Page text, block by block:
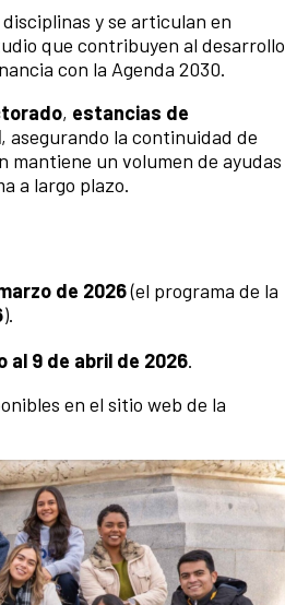
y se articulan en
que contribuyen al desarrollo
con la Agenda 2030.
, estancias de
, asegurando la continuidad de
mantiene un volumen de ayudas
a largo plazo.
de 2026(el programa de la
).
al 9 de abril de 2026.
en el sitio web de la